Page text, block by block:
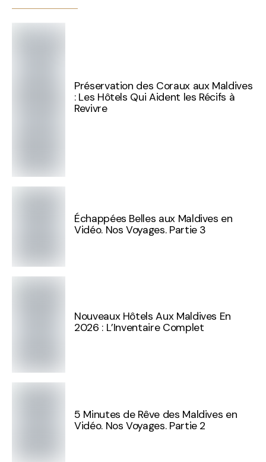
Préservation des Coraux aux Maldives
: Les Hôtels Qui Aident les Récifs à
Revivre
Échappées Belles aux Maldives en
Vidéo. Nos Voyages. Partie 3
Nouveaux Hôtels Aux Maldives En
2026 : L’Inventaire Complet
5 Minutes de Rêve des Maldives en
Vidéo. Nos Voyages. Partie 2